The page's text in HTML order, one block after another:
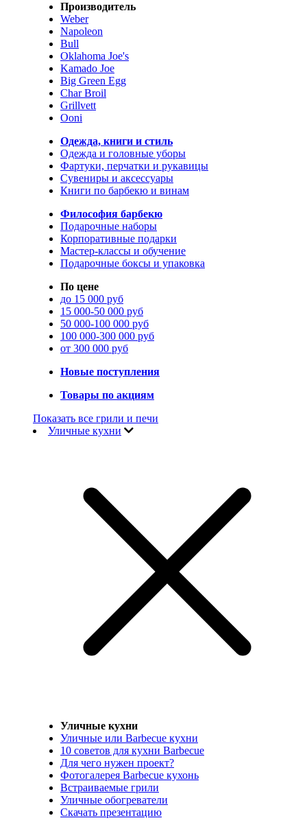
Производитель
Weber
Napoleon
Bull
Oklahoma Joe's
Kamado Joe
Big Green Egg
Char Broil
Grillvett
Ooni
Одежда, книги и стиль
Одежда и головные уборы
Фартуки, перчатки и рукавицы
Сувениры и аксессуары
Книги по барбекю и винам
Философия барбекю
Подарочные наборы
Корпоративные подарки
Мастер-классы и обучение
Подарочные боксы и упаковка
По цене
до 15 000 руб
15 000-50 000 руб
50 000-100 000 руб
100 000-300 000 руб
от 300 000 руб
Новые поступления
Товары по акциям
Показать все грили и печи
Уличные кухни
Уличные кухни
Уличные или Barbecue кухни
10 советов для кухни Barbecue
Для чего нужен проект?
Фотогалерея Barbecue кухонь
Встраиваемые грили
Уличные обогреватели
Скачать презентацию